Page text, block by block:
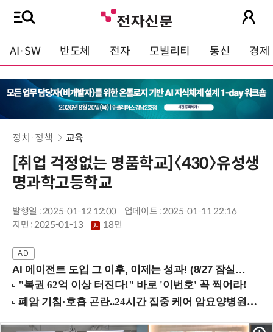
AI·SW 반도체 전자 모빌리티 통신 경제
정치·정책 교육
[취업 걱정없는 명품학교]〈430〉유성생
명과학고등학교
발행일 : 2025-01-12 12:00
업데이트 : 2025-01-11 22:16
지면 :2025-01-13 18면
AI 에이전트 도입 그 이후, 이제는 성과! (8/27 잠실역)